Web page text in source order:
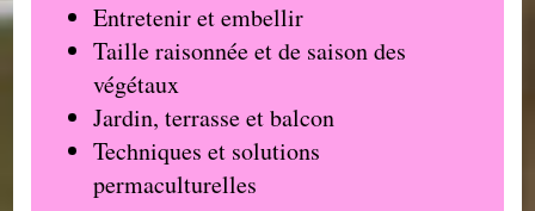
Entretenir et embellir
Taille raisonnée et de saison des
végétaux
Jardin, terrasse et balcon
Techniques et solutions
permaculturelles